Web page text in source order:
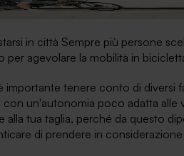
in città Sempre più persone
per agevolare la mobilità in
importante tenere conto di diversi
un'autonomia poco adatta alle
alla tua taglia, perché da questo
di prendere in